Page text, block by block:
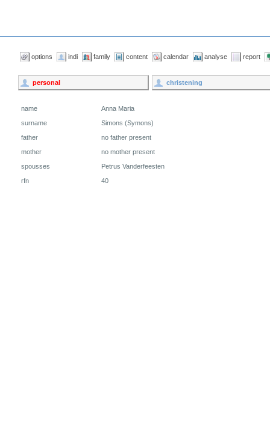
options indi family content calendar analyse report
personal christening
name
Anna Maria
surname
Simons (Symons)
father
no father present
mother
no mother present
spousses
Petrus Vanderfeesten
rfn
40